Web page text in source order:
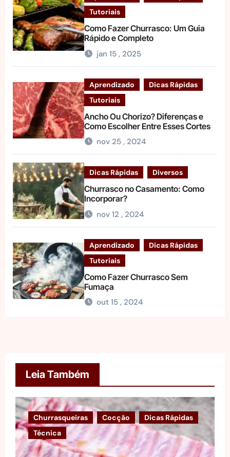
Tutoriais
Como Fazer Churrasco: Um Guia
Rápido e Completo
jan 15 , 2025
Aprendizado
Dicas Rápidas
Tutoriais
Ancho Ou Chorizo? Diferenças e
Como Escolher Entre Esses Cortes
nov 25 , 2024
Dicas Rápidas Diversos
Churrasco no Casamento: Como
Incorporar?
nov 12 , 2024
Aprendizado
Dicas Rápidas
Tutoriais
Como Fazer Churrasco Sem
Fumaça
out 15 , 2024
Leia Também
Churrasqueiras Cocção
Dicas Rápidas
Técnica